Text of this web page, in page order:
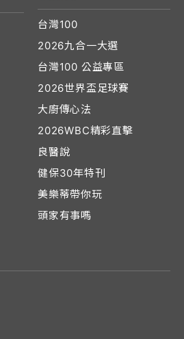
台灣100
2026九合一大選
台灣100 公益專區
2026世界盃足球賽
大廚傳心法
2026WBC精彩直擊
良醫說
健保30年特刊
美樂蒂帶你玩
頭家有事嗎